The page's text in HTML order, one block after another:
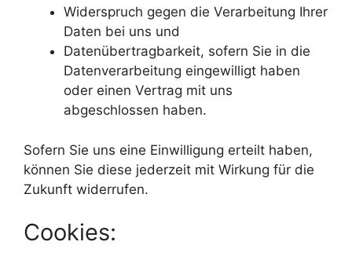
Widerspruch gegen die Verarbeitung Ihrer
Daten bei uns und
Datenübertragbarkeit, sofern Sie in die
Datenverarbeitung eingewilligt haben
oder einen Vertrag mit uns
abgeschlossen haben.
Sofern Sie uns eine Einwilligung erteilt haben,
können Sie diese jederzeit mit Wirkung für die
Zukunft widerrufen.
Cookies: